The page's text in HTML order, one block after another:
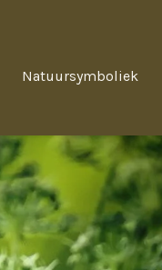
Natuursymboliek